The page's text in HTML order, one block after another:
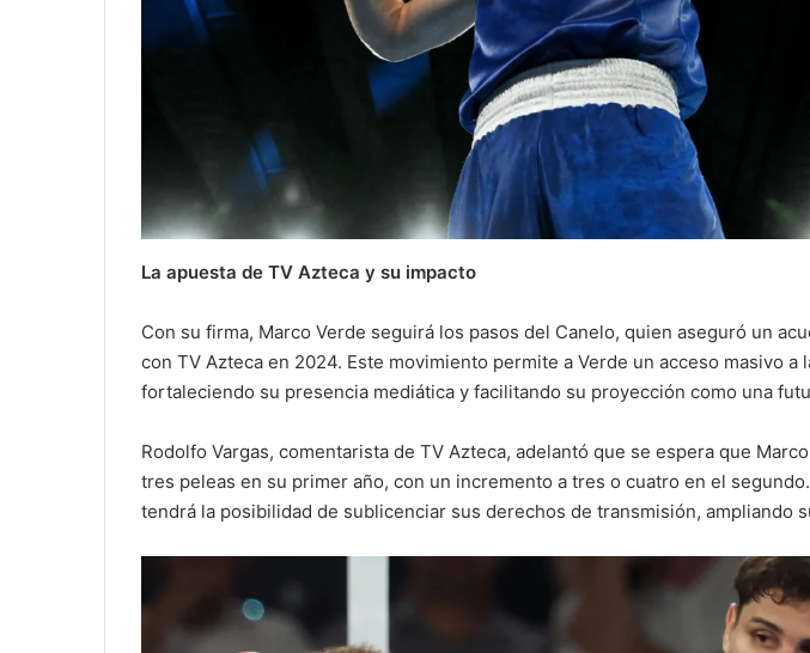
La apuesta de TV Azteca y su impacto
Con su firma, Marco Verde seguirá los pasos del Canelo, quien aseguró un
con TV Azteca en 2024. Este movimiento permite a Verde un acceso masivo a
fortaleciendo su presencia mediática y facilitando su proyección como una
Rodolfo Vargas, comentarista de TV Azteca, adelantó que se espera que
tres peleas en su primer año, con un incremento a tres o cuatro en el
tendrá la posibilidad de sublicenciar sus derechos de transmisión, ampliando